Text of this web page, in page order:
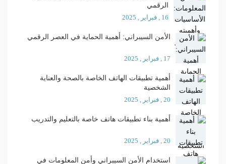
الرقمي
16 , فبراير , 2025
الأمن السيبراني: أهمية الحماية في العصر الرقمي
17 , فبراير , 2025
أهمية تطبيقات الهاتف الخاصة بالصحة والعناية
الشخصية
20 , فبراير , 2025
أهمية بناء تطبيقات هاتف خاصة بالتعليم والتدريب
20 , فبراير , 2025
استخدام الأمن السيبراني وأمن المعلومات في